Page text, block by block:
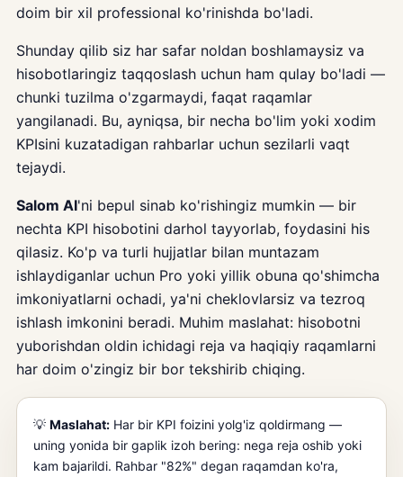
doim bir xil professional ko'rinishda bo'ladi.
Shunday qilib siz har safar noldan boshlamaysiz va
hisobotlaringiz taqqoslash uchun ham qulay bo'ladi —
chunki tuzilma o'zgarmaydi, faqat raqamlar
yangilanadi. Bu, ayniqsa, bir necha bo'lim yoki xodim
KPIsini kuzatadigan rahbarlar uchun sezilarli vaqt
tejaydi.
Salom AI'ni bepul sinab ko'rishingiz mumkin — bir
nechta KPI hisobotini darhol tayyorlab, foydasini his
qilasiz. Ko'p va turli hujjatlar bilan muntazam
ishlaydiganlar uchun Pro yoki yillik obuna qo'shimcha
imkoniyatlarni ochadi, ya'ni cheklovlarsiz va tezroq
ishlash imkonini beradi. Muhim maslahat: hisobotni
yuborishdan oldin ichidagi reja va haqiqiy raqamlarni
har doim o'zingiz bir bor tekshirib chiqing.
💡 Maslahat: Har bir KPI foizini yolg'iz qoldirmang —
uning yonida bir gaplik izoh bering: nega reja oshib yoki
kam bajarildi. Rahbar "82%" degan raqamdan ko'ra,